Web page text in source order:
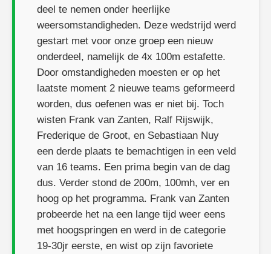
deel te nemen onder heerlijke
weersomstandigheden. Deze wedstrijd werd
gestart met voor onze groep een nieuw
onderdeel, namelijk de 4x 100m estafette.
Door omstandigheden moesten er op het
laatste moment 2 nieuwe teams geformeerd
worden, dus oefenen was er niet bij. Toch
wisten Frank van Zanten, Ralf Rijswijk,
Frederique de Groot, en Sebastiaan Nuy
een derde plaats te bemachtigen in een veld
van 16 teams. Een prima begin van de dag
dus. Verder stond de 200m, 100mh, ver en
hoog op het programma. Frank van Zanten
probeerde het na een lange tijd weer eens
met hoogspringen en werd in de categorie
19-30jr eerste, en wist op zijn favoriete